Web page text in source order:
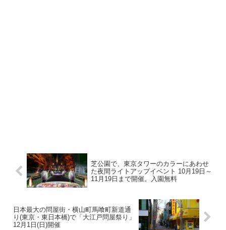
芝公園で、東京タワーのカラーにあわせ
た夜間ライトアップイベント 10月19日～
11月19日まで開催。入園無料
日本最大の問屋街・横山町馬喰町新道通
り(東京・東日本橋)で「大江戸問屋祭り」
12月1日(日)開催